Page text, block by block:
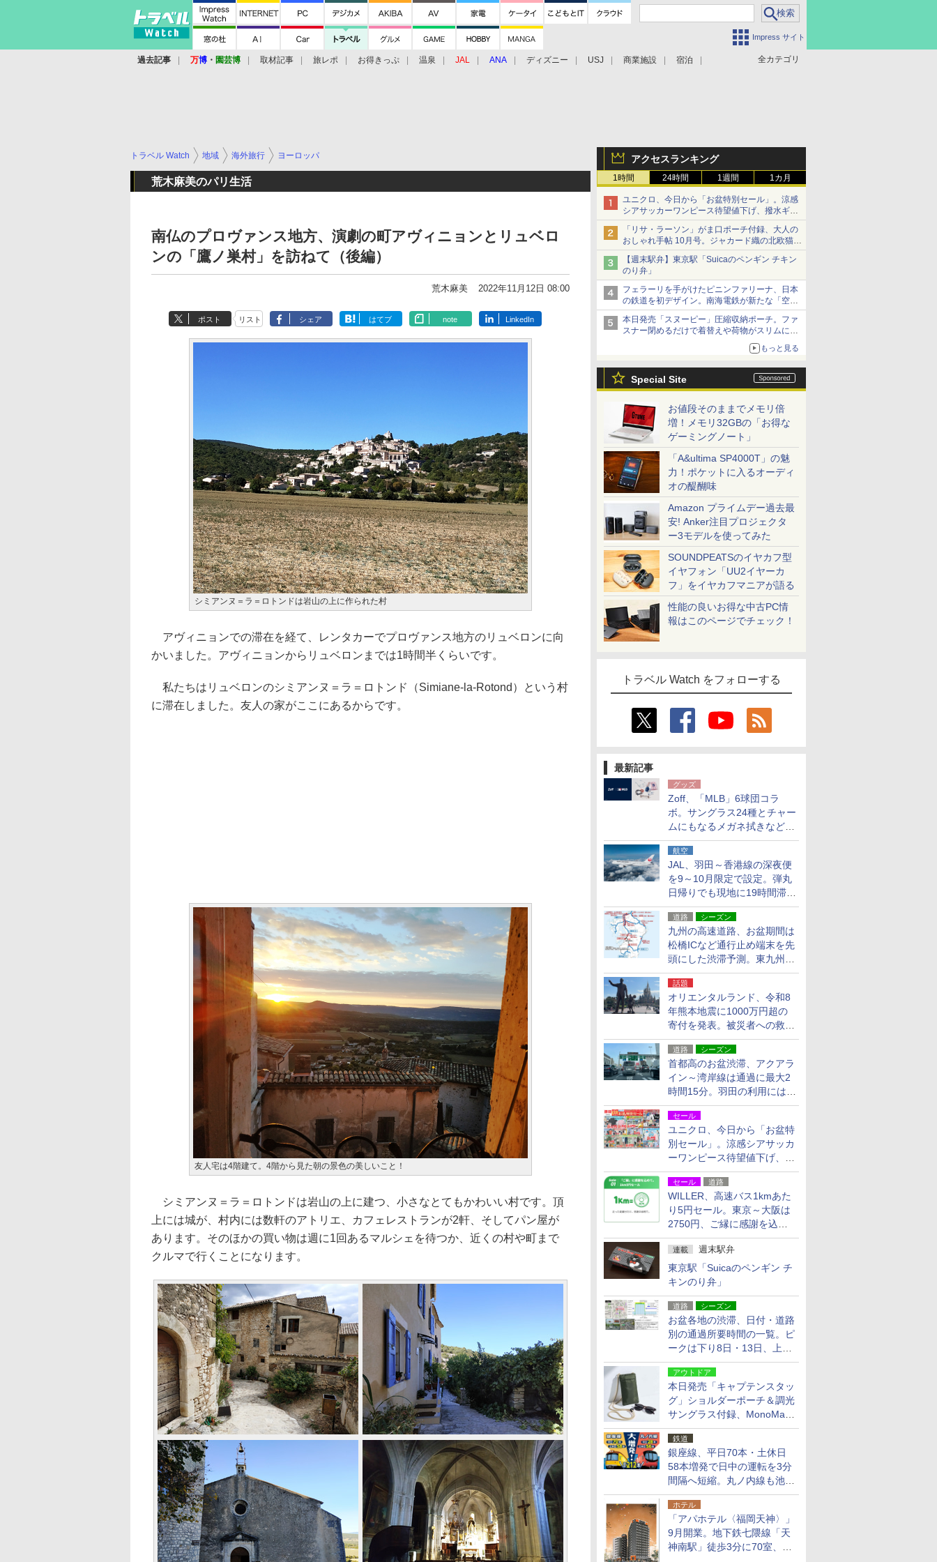
Impress サイト
全カテゴリ
過去記事 万博 ・ 園芸博 取材記事 旅レポ お得きっぷ 温泉 JAL ANA ディズニー USJ 商業施設 宿泊
アクセスランキング
1時間 24時間 1週間 1カ月
ユニクロ、今日から「お盆特別セール」。涼感
シアサッカーワンピース待望値下げ、撥水ギア
ショーツは1990円に
「リサ・ラーソン」がま口ポーチ付録、大人の
おしゃれ手帖 10月号。ジャカード織の北欧猫デ
ザイン
【週末駅弁】東京駅「Suicaのペンギン チキン
のり弁」
フェラーリを手がけたピニンファリーナ、日本
の鉄道を初デザイン。南海電鉄が新たな「空港
特急」をなにわ筋線へ導入
本日発売「スヌーピー」圧縮収納ポーチ。ファ
スナー閉めるだけで着替えや荷物がスリムにま
もっと見る
Special Site
お値段そのままでメモリ倍
増！メモリ32GBの「お得な
ゲーミングノート」
「A&ultima SP4000T」の魅
力！ポケットに入るオーディ
オの醍醐味
Amazon プライムデー過去最
安! Anker注目プロジェクタ
ー3モデルを使ってみた
SOUNDPEATSのイヤカフ型
イヤフォン「UU2イヤーカ
フ」をイヤカフマニアが語る
性能の良いお得な中古PC情
報はこのページでチェック！
トラベル Watch をフォローする
最新記事
グッズ
Zoff、「MLB」6球団コラ
ボ。サングラス24種とチャー
ムにもなるメガネ拭きなど雑
貨24種
航空
JAL、羽田～香港線の深夜便
を9～10月限定で設定。弾丸
日帰りでも現地に19時間滞在
できる
道路 シーズン
九州の高速道路、お盆期間は
松橋ICなど通行止め端末を先
頭にした渋滞予測。東九州道
への迂回は料金調整を実施
話題
オリエンタルランド、令和8
年熊本地震に1000万円超の
寄付を発表。被災者への救援
活動・復旧支援
道路 シーズン
首都高のお盆渋滞、アクアラ
イン～湾岸線は通過に最大2
時間15分。羽田の利用には
「空港西出口」の利用検討を
セール
ユニクロ、今日から「お盆特
別セール」。涼感シアサッカ
ーワンピース待望値下げ、撥
水ギアショーツは1990円に
セール 道路
WILLER、高速バス1kmあた
り5円セール。東京～大阪は
2750円、ご縁に感謝を込め
た20周年記念キャンペーン
連載 週末駅弁
東京駅「Suicaのペンギン チ
キンのり弁」
道路 シーズン
お盆各地の渋滞、日付・道路
別の通過所要時間の一覧。ピ
ークは下り8日・13日、上り
14日・15日
アウトドア
本日発売「キャプテンスタッ
グ」ショルダーポーチ＆調光
サングラス付録、MonoMax
9月号増刊
鉄道
銀座線、平日70本・土休日
58本増発で日中の運転を3分
間隔へ短縮。丸ノ内線も池袋
～中野坂上を4分間隔に
ホテル
「アパホテル〈福岡天神〉」
9月開業。地下鉄七隈線「天
神南駅」徒歩3分に70室、エ
トラベル Watch 地域 海外旅行 ヨーロッパ
荒木麻美のパリ生活
南仏のプロヴァンス地方、演劇の町アヴィニョンとリュベロ
ンの「鷹ノ巣村」を訪ねて（後編）
荒木麻美 2022年11月12日 08:00
ポスト リスト シェア はてブ note LinkedIn
シミアンヌ＝ラ＝ロトンドは岩山の上に作られた村
アヴィニョンでの滞在を経て、レンタカーでプロヴァンス地方のリュベロンに向
かいました。アヴィニョンからリュベロンまでは1時間半くらいです。
私たちはリュベロンのシミアンヌ＝ラ＝ロトンド（Simiane-la-Rotond）という村
に滞在しました。友人の家がここにあるからです。
友人宅は4階建て。4階から見た朝の景色の美しいこと！
シミアンヌ＝ラ＝ロトンドは岩山の上に建つ、小さなとてもかわいい村です。頂
上には城が、村内には数軒のアトリエ、カフェレストランが2軒、そしてパン屋が
あります。そのほかの買い物は週に1回あるマルシェを待つか、近くの村や町まで
クルマで行くことになります。